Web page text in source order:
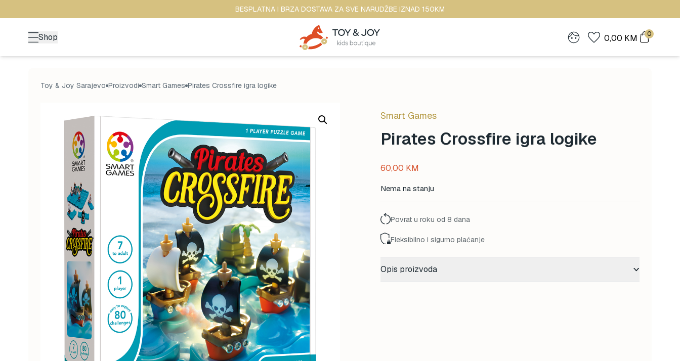
BESPLATNA I BRZA DOSTAVA ZA SVE NARUDŽBE IZNAD 150KM
Shop 0,00 KM 0
Toy & Joy Sarajevo Proizvodi Smart Games Pirates Crossfire igra logike
Smart Games
Pirates Crossfire igra logike
60,00 KM
Nema na stanju
Povrat u roku od 8 dana
Fleksibilno i sigurno plaćanje
Opis proizvoda